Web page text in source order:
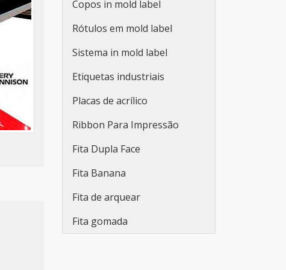
Adesivos personalizados
adesivas promocionais
Etiqueta adesiva redonda
personalizado
Etiqueta adesiva branca
Etiqueta adesiva branca a4
Lacre de segurança adesivo
Copos in mold label
Rótulos em mold label
Sistema in mold label
Etiquetas industriais
Placas de acrílico
Ribbon Para Impressão
Fita Dupla Face
Fita Banana
Fita de arquear
Fita gomada